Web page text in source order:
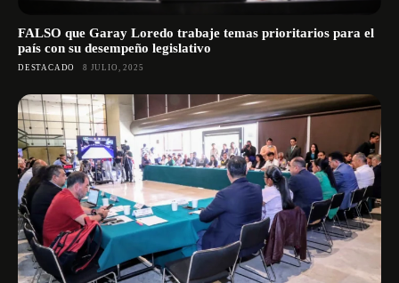
FALSO que Garay Loredo trabaje temas prioritarios para el
país con su desempeño legislativo
DESTACADO 8 JULIO, 2025